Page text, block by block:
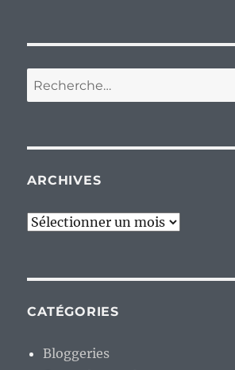
Recherche
pour :
ARCHIVES
Archives
CATÉGORIES
Bloggeries